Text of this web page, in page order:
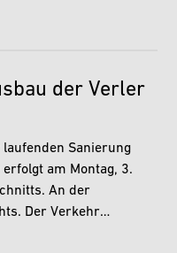
der Verler
Sanierung
am Montag, 3.
An der
Der Verkehr…